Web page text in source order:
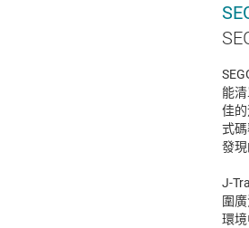
能
佳
式
發現
J-
圍
環境